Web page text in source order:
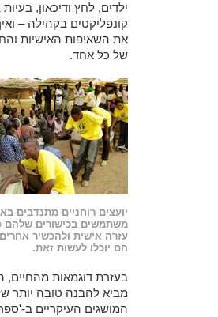
ילדים, לחץ ודיכאון,
קונפליקטים בקהילה –
את השאיפות האישיות
של כל אחד.
יועצים רוחניים מתנדבים
משתמשים בכישורים שלהם
עזרה אישית ולהכשיר
הם יוכלו לעשות זאת.
בעזרת דוגמאות מהחיים,
מביא להבנה טובה יותר
המושגים העיקריים ב-